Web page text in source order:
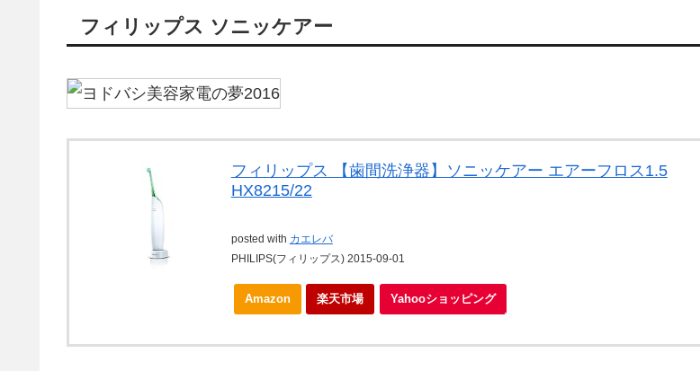
フィリップス ソニッケアー
フィリップス 【歯間洗浄器】ソニッケアー エアーフロス1.5
HX8215/22
posted with カエレバ
PHILIPS(フィリップス) 2015-09-01
Amazon 楽天市場 Yahooショッピング